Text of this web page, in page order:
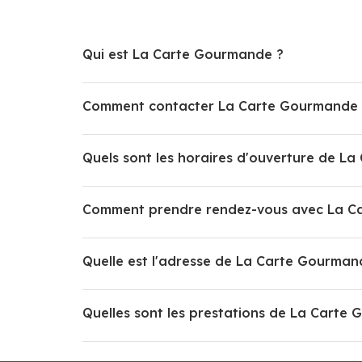
Qui est La Carte Gourmande ?
Comment contacter La Carte Gourmande
Quels sont les horaires d'ouverture de La
Comment prendre rendez-vous avec La
Quelle est l'adresse de La Carte
Quelles sont les prestations de La Carte